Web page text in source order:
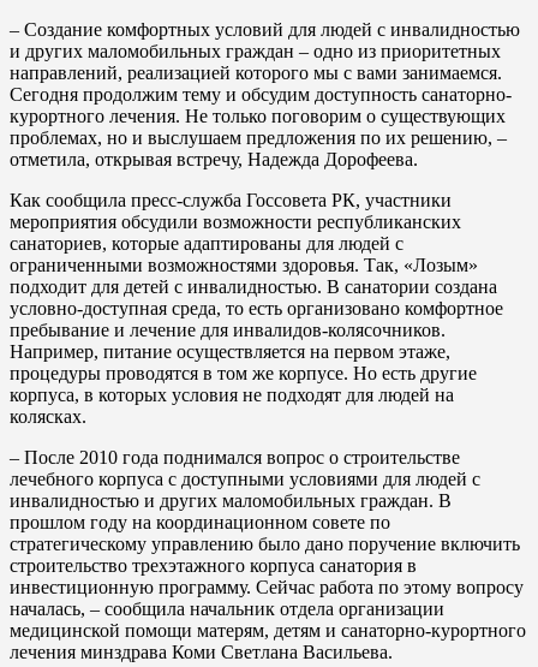
– Создание комфортных условий для людей с инвалидностью
и других маломобильных граждан – одно из приоритетных
направлений, реализацией которого мы с вами занимаемся.
Сегодня продолжим тему и обсудим доступность санаторно-
курортного лечения. Не только поговорим о существующих
проблемах, но и выслушаем предложения по их решению, –
отметила, открывая встречу, Надежда Дорофеева.
Как сообщила пресс-служба Госсовета РК, участники
мероприятия обсудили возможности республиканских
санаториев, которые адаптированы для людей с
ограниченными возможностями здоровья. Так, «Лозым»
подходит для детей с инвалидностью. В санатории создана
условно-доступная среда, то есть организовано комфортное
пребывание и лечение для инвалидов-колясочников.
Например, питание осуществляется на первом этаже,
процедуры проводятся в том же корпусе. Но есть другие
корпуса, в которых условия не подходят для людей на
колясках.
– После 2010 года поднимался вопрос о строительстве
лечебного корпуса с доступными условиями для людей с
инвалидностью и других маломобильных граждан. В
прошлом году на координационном совете по
стратегическому управлению было дано поручение включить
строительство трехэтажного корпуса санатория в
инвестиционную программу. Сейчас работа по этому вопросу
началась, – сообщила начальник отдела организации
медицинской помощи матерям, детям и санаторно-курортного
лечения минздрава Коми Светлана Васильева.